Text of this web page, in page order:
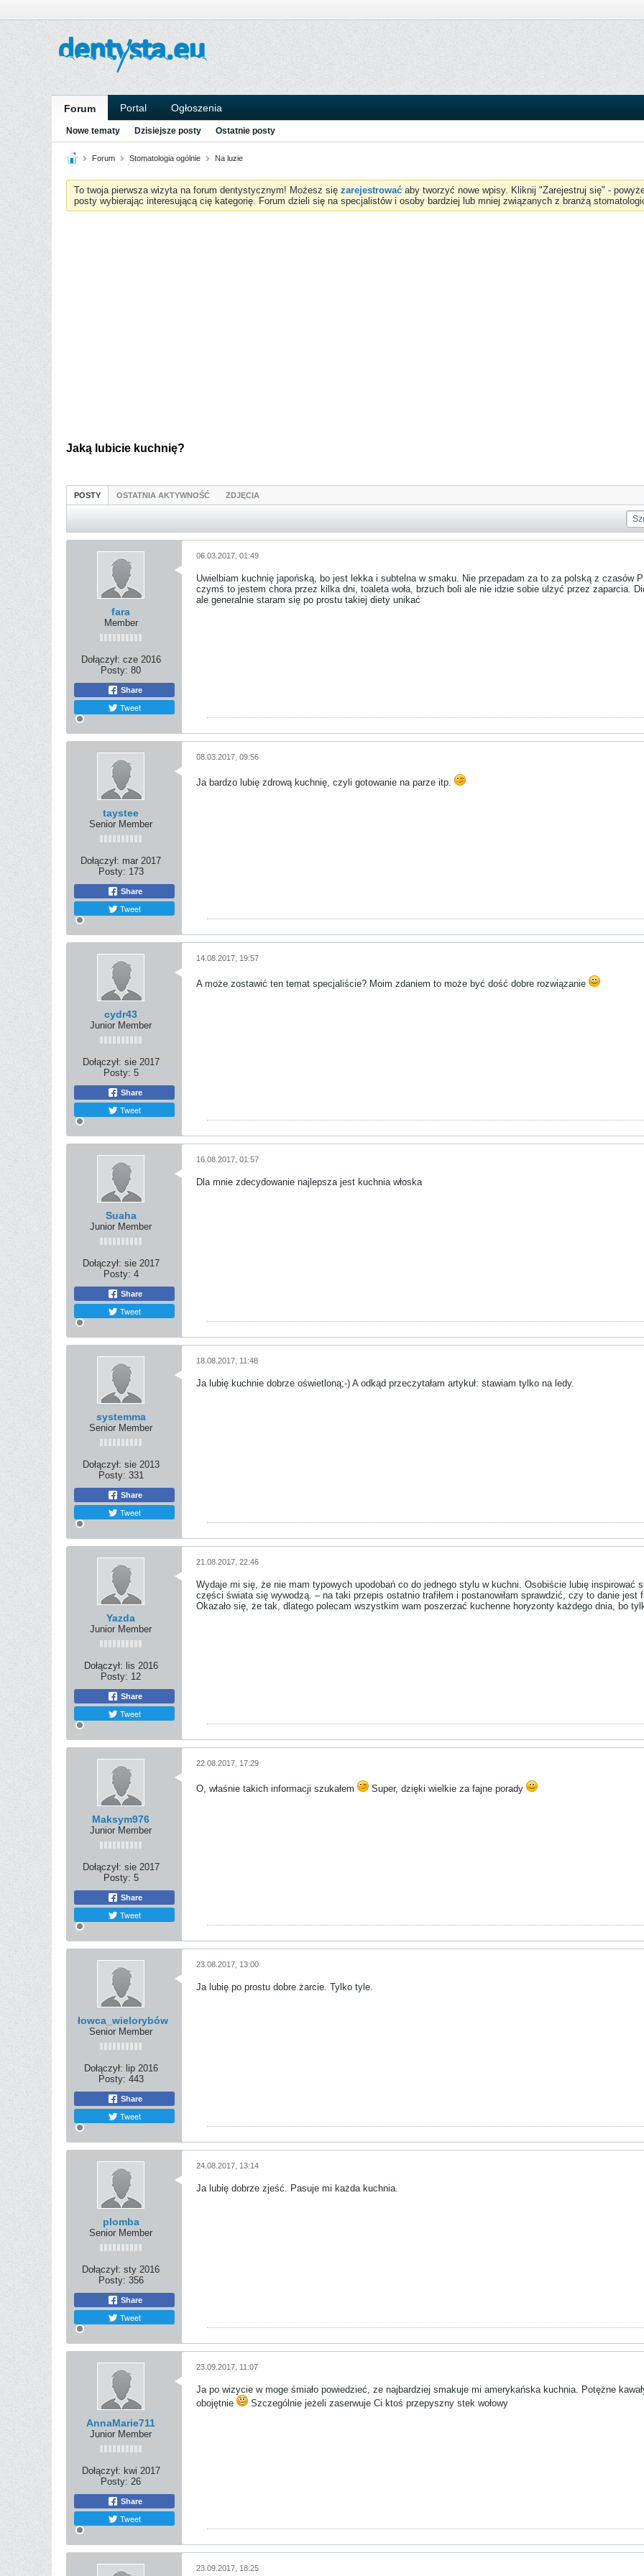
Forum Portal Ogłoszenia
Nowe tematy Dzisiejsze posty Ostatnie posty
Forum Stomatologia ogólnie Na luzie
To twoja pierwsza wizyta na forum dentystycznym! Możesz się zarejestrować aby tworzyć nowe wpisy. Kliknij "Zarejestruj się" -
posty wybierając interesującą cię kategorię. Forum dzieli się na specjalistów i osoby bardziej lub mniej związanych z branżą
Jaką lubicie kuchnię?
POSTY OSTATNIA AKTYWNOŚĆ ZDJĘCIA
fara
Member
Dołączył: cze 2016
Posty: 80
Share
Tweet
06.03.2017, 01:49
Uwielbiam kuchnię japońską, bo jest lekka i subtelna w smaku. Nie przepadam za to za polską z czasów
czymś to jestem chora przez kilka dni, toaleta woła, brzuch boli ale nie idzie sobie ulżyć przez zaparcia.
ale generalnie staram się po prostu takiej diety unikać
taystee
Senior Member
Dołączył: mar 2017
Posty: 173
Share
Tweet
08.03.2017, 09:56
Ja bardzo lubię zdrową kuchnię, czyli gotowanie na parze itp.
cydr43
Junior Member
Dołączył: sie 2017
Posty: 5
Share
Tweet
14.08.2017, 19:57
A może zostawić ten temat specjaliście? Moim zdaniem to może być dość dobre rozwiązanie
Suaha
Junior Member
Dołączył: sie 2017
Posty: 4
Share
Tweet
16.08.2017, 01:57
Dla mnie zdecydowanie najlepsza jest kuchnia włoska
systemma
Senior Member
Dołączył: sie 2013
Posty: 331
Share
Tweet
18.08.2017, 11:48
Ja lubię kuchnie dobrze oświetloną;-) A odkąd przeczytałam artykuł: stawiam tylko na ledy.
Yazda
Junior Member
Dołączył: lis 2016
Posty: 12
Share
Tweet
21.08.2017, 22:46
Wydaje mi się, że nie mam typowych upodobań co do jednego stylu w kuchni. Osobiście lubię inspirować
części świata się wywodzą. – na taki przepis ostatnio trafiłem i postanowiłam sprawdzić, czy to danie
Okazało się, że tak, dlatego polecam wszystkim wam poszerzać kuchenne horyzonty każdego dnia, bo
Maksym976
Junior Member
Dołączył: sie 2017
Posty: 5
Share
Tweet
22.08.2017, 17:29
O, właśnie takich informacji szukałem Super, dzięki wielkie za fajne porady
łowca_wielorybów
Senior Member
Dołączył: lip 2016
Posty: 443
Share
Tweet
23.08.2017, 13:00
Ja lubię po prostu dobre żarcie. Tylko tyle.
plomba
Senior Member
Dołączył: sty 2016
Posty: 356
Share
Tweet
24.08.2017, 13:14
Ja lubię dobrze zjeść. Pasuje mi każda kuchnia.
AnnaMarie711
Junior Member
Dołączył: kwi 2017
Posty: 26
Share
Tweet
23.09.2017, 11:07
Ja po wizycie w moge śmiało powiedzieć, ze najbardziej smakuje mi amerykańska kuchnia. Potężne
obojętnie
Szczególnie jeżeli zaserwuje Ci ktoś przepyszny stek wołowy
23.09.2017, 18:25